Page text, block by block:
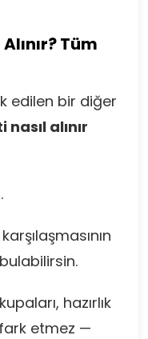
Tüm
edilen bir diğer
alınır
.
hazırlık
etmez —